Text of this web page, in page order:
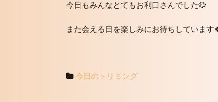
今日もみんなとてもお利口さんでした🐶
また会える日を楽しみにお待ちしています
今日のトリミング